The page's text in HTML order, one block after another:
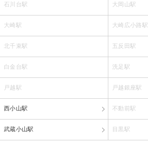
石川台駅 大岡山駅
大崎駅 大崎広小路駅
北千束駅 五反田駅
白金台駅 洗足駅
戸越駅 戸越銀座駅
西小山駅 不動前駅
武蔵小山駅 目黒駅